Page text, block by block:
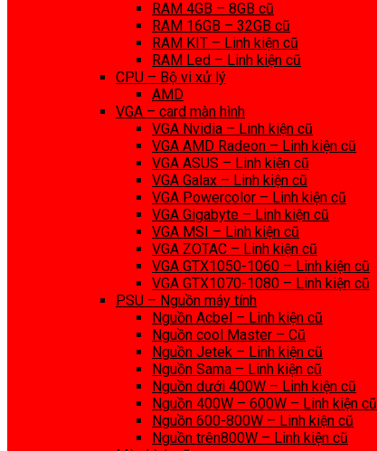
RAM 4GB – 8GB cũ
RAM 16GB – 32GB cũ
RAM KIT – Linh kiện cũ
RAM Led – Linh kiện cũ
CPU – Bộ vi xử lý
AMD
VGA – card màn hình
VGA Nvidia – Linh kiện cũ
VGA AMD Radeon – Linh kiện cũ
VGA ASUS – Linh kiện cũ
VGA Galax – Linh kiện cũ
VGA Powercolor – Linh kiện cũ
VGA Gigabyte – Linh kiện cũ
VGA MSI – Linh kiện cũ
VGA ZOTAC – Linh kiện cũ
VGA GTX1050-1060 – Linh kiện cũ
VGA GTX1070-1080 – Linh kiện cũ
PSU – Nguồn máy tính
Nguồn Acbel – Linh kiện cũ
Nguồn cool Master – Cũ
Nguồn Jetek – Linh kiện cũ
Nguồn Sama – Linh kiện cũ
Nguồn dưới 400W – Linh kiện cũ
Nguồn 400W – 600W – Linh kiện cũ
Nguồn 600-800W – Linh kiện cũ
Nguồn trên800W – Linh kiện cũ